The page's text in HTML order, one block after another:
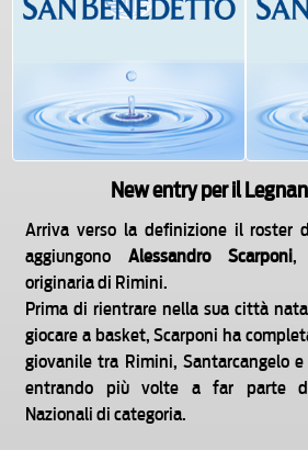
New entry per il
Arriva verso la definizione il roster
aggiungono Alessandro Scarponi,
originaria di Rimini.
Prima di rientrare nella sua città
giocare a basket, Scarponi ha
giovanile tra Rimini, Santarcangelo
entrando più volte a far parte
Nazionali di categoria.